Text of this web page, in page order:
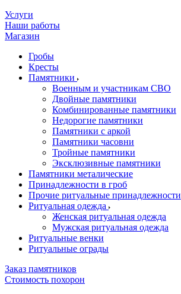
Услуги
Наши работы
Магазин
Гробы
Кресты
Памятники
Военным и участникам СВО
Двойные памятники
Комбинированные памятники
Недорогие памятники
Памятники с аркой
Памятники часовни
Тройные памятники
Эксклюзивные памятники
Памятники металические
Принадлежности в гроб
Прочие ритуальные принадлежности
Ритуальная одежда
Женская ритуальная одежда
Мужская ритуальная одежда
Ритуальные венки
Ритуальные ограды
Заказ памятников
Стоимость похорон